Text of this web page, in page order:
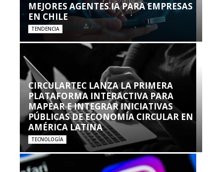
MEJORES AGENTES IA PARA EMPRESAS
EN CHILE
TENDENCIA
CIRCULARTEC LANZA LA PRIMERA
PLATAFORMA INTERACTIVA PARA
MAPEAR E INTEGRAR INICIATIVAS
PÚBLICAS DE ECONOMÍA CIRCULAR EN
AMÉRICA LATINA
TECNOLOGÍA